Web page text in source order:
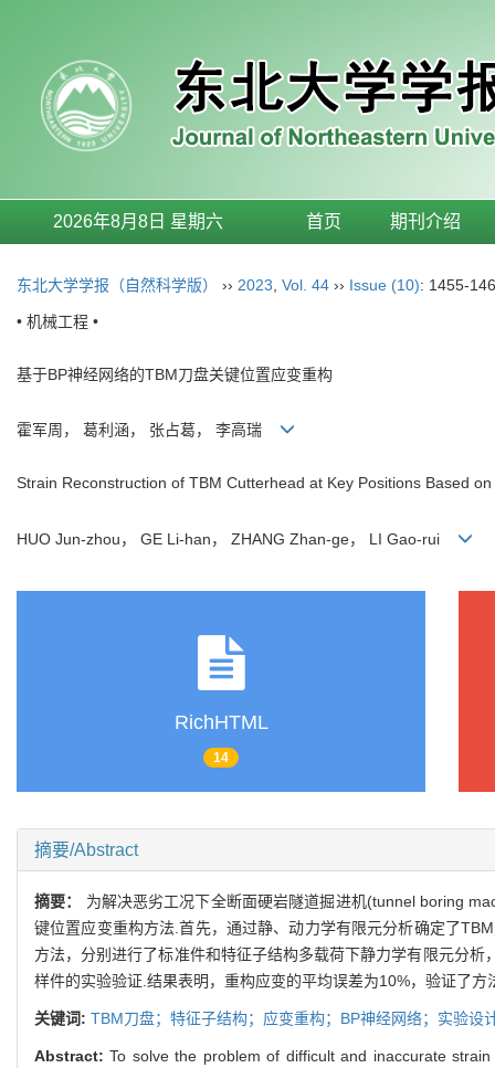
2026年8月8日 星期六 首页 期刊介绍
东北大学学报（自然科学版） ›› 2023 Vol. 44 ›› Issue (10): 1455-
• 机械工程 •
基于BP神经网络的TBM刀盘关键位置应变重构
霍军周， 葛利涵， 张占葛， 李高瑞
Strain Reconstruction of TBM Cutterhead at Key Positions Based
HUO Jun-zhou， GE Li-han， ZHANG Zhan-ge， LI Gao-rui
RichHTML
14
摘要/Abstract
摘要： 为解决恶劣工况下全断面硬岩隧道掘进机(tunnel boring
键位置应变重构方法.首先，通过静、动力学有限元分析确定了
方法，分别进行了标准件和特征子结构多载荷下静力学有限元分
样件的实验验证.结果表明，重构应变的平均误差为10%，验证了
关键词: TBM刀盘；特征子结构；应变重构；BP神经网络；实验设
Abstract:To solve the problem of difficult and inaccurate